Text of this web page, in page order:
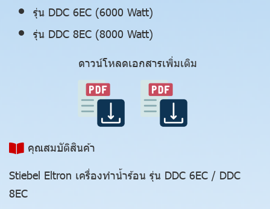
รุ่น DDC 6EC (6000 Watt)
รุ่น DDC 8EC (8000 Watt)
ดาวน์โหลดเอกสารเพิ่มเติม
คุณสมบัติสินค้า
Stiebel Eltron เครื่องทำน้ำร้อน รุ่น DDC 6EC / DDC
8EC